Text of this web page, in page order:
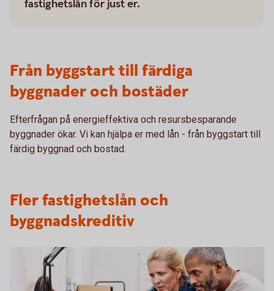
fastighetslån för just er.
Från byggstart till färdiga
byggnader och bostäder
Efterfrågan på energieffektiva och resursbesparande
byggnader ökar. Vi kan hjälpa er med lån - från byggstart till
färdig byggnad och bostad.
Fler fastighetslån och
byggnadskreditiv